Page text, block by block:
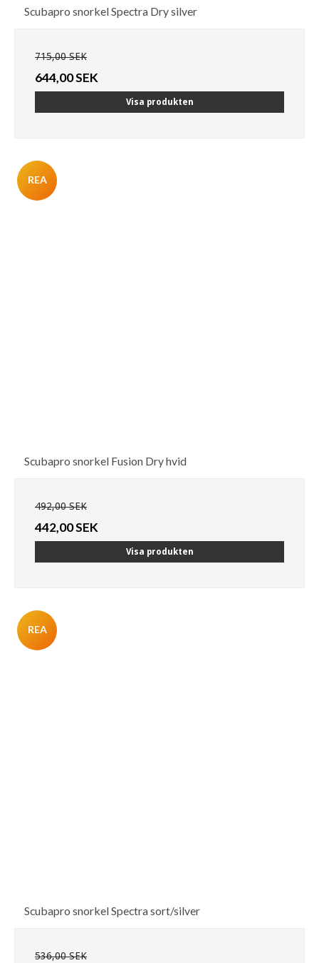
Scubapro snorkel Spectra Dry silver
715,00 SEK
644,00 SEK
Visa produkten
REA
Scubapro snorkel Fusion Dry hvid
492,00 SEK
442,00 SEK
Visa produkten
REA
Scubapro snorkel Spectra sort/silver
536,00 SEK